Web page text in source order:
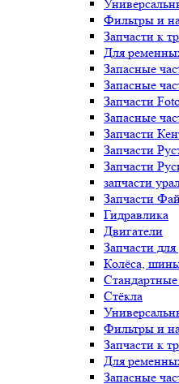
Фильтры и
Запчасти к
Для
Запасные
Запасные
Запчасти
Запасные
Запчасти
Запчасти
Запчасти
запчасти
Запчасти
Гидравлика
Двигатели
Запчасти
Колёса,
Стандартные
Стёкла
Фильтры и
Запчасти к
Для
Запасные